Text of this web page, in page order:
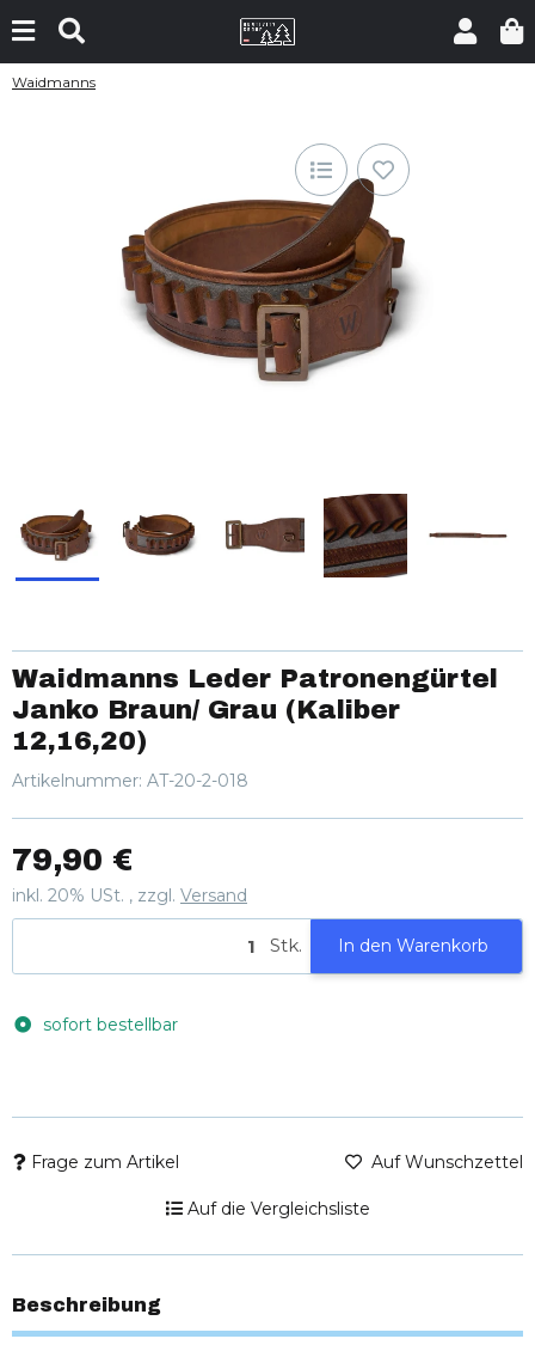
Waidmanns
Waidmanns Leder Patronengürtel
Janko Braun/ Grau (Kaliber
12,16,20)
Artikelnummer: AT-20-2-018
79,90 €
inkl. 20% USt. , zzgl. Versand
Stk. In den Warenkorb
sofort bestellbar
Frage zum Artikel Auf Wunschzettel
Auf die Vergleichsliste
Beschreibung